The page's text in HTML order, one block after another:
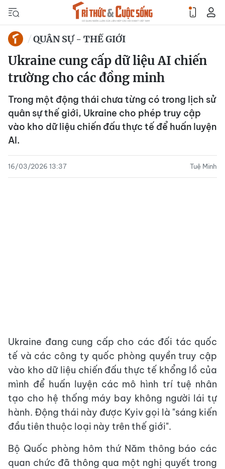
QUÂN SỰ - THẾ GIỚI
Ukraine cung cấp dữ liệu AI chiến
trường cho các đồng minh
Trong một động thái chưa từng có trong lịch sử
quân sự thế giới, Ukraine cho phép truy cập
vào kho dữ liệu chiến đấu thực tế để huấn luyện
AI.
16/03/2026 13:37 Tuệ Minh
Ukraine đang cung cấp cho các đối tác quốc
tế và các công ty quốc phòng quyền truy cập
vào kho dữ liệu chiến đấu thực tế khổng lồ của
mình để huấn luyện các mô hình trí tuệ nhân
tạo cho hệ thống máy bay không người lái tự
hành. Động thái này được Kyiv gọi là "sáng kiến
​​đầu tiên thuộc loại này trên thế giới".
Bộ Quốc phòng hôm thứ Năm thông báo các
quan chức đã thông qua một nghị quyết trong